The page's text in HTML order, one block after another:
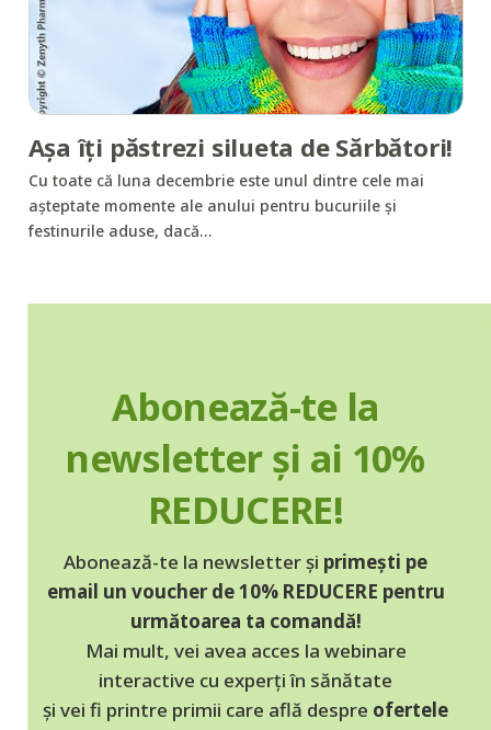
Aşa îţi păstrezi silueta de Sărbători!
Cu toate că luna decembrie este unul dintre cele mai
aşteptate momente ale anului pentru bucuriile şi
festinurile aduse, dacă…
Abonează-te la
newsletter și ai 10%
REDUCERE!
Abonează-te la newsletter și primești pe
email un voucher de 10% REDUCERE pentru
următoarea ta comandă!
Mai mult, vei avea acces la webinare
interactive cu experți în sănătate
și vei fi printre primii care află despre ofertele